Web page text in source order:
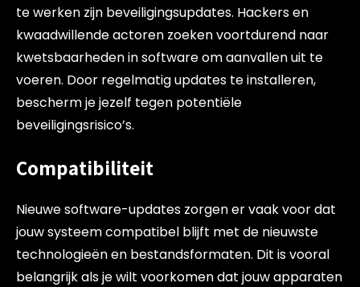
te werken zijn beveiligingsupdates. Hackers en
kwaadwillende actoren zoeken voortdurend naar
kwetsbaarheden in software om aanvallen uit te
voeren. Door regelmatig updates te installeren,
bescherm je jezelf tegen potentiële
beveiligingsrisico’s.
Compatibiliteit
Nieuwe software-updates zorgen er vaak voor dat
jouw systeem compatibel blijft met de nieuwste
technologieën en bestandsformaten. Dit is vooral
belangrijk als je wilt voorkomen dat jouw apparaten